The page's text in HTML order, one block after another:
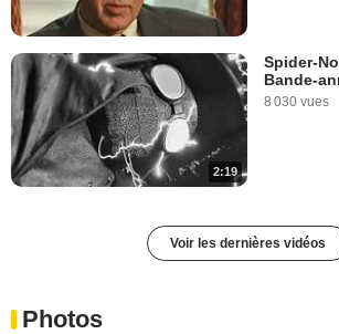
2:19
Spider-
Bande-
8 030 vues
Voir les dernières vidéos
Photos